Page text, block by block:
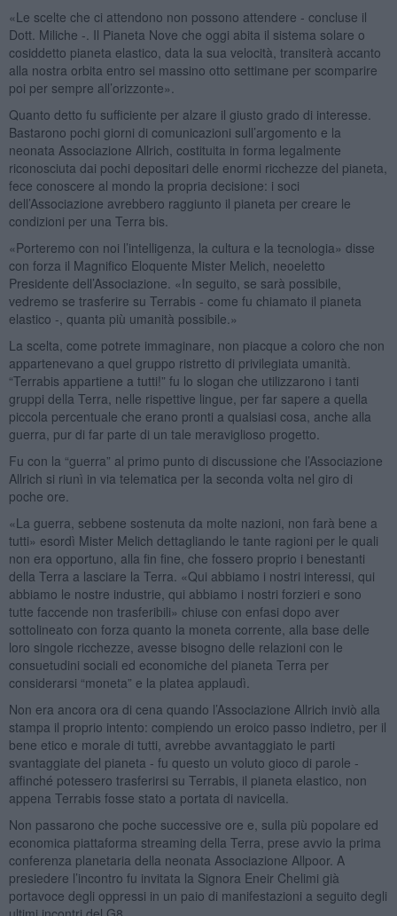
«Le scelte che ci attendono non possono attendere - concluse il
Dott. Miliche -. Il Pianeta Nove che oggi abita il sistema solare o
cosiddetto pianeta elastico, data la sua velocità, transiterà accanto
alla nostra orbita entro sei massino otto settimane per scomparire
poi per sempre all’orizzonte».
Quanto detto fu sufficiente per alzare il giusto grado di interesse.
Bastarono pochi giorni di comunicazioni sull’argomento e la
neonata Associazione Allrich, costituita in forma legalmente
riconosciuta dai pochi depositari delle enormi ricchezze del pianeta,
fece conoscere al mondo la propria decisione: i soci
dell’Associazione avrebbero raggiunto il pianeta per creare le
condizioni per una Terra bis.
«Porteremo con noi l’intelligenza, la cultura e la tecnologia» disse
con forza il Magnifico Eloquente Mister Melich, neoeletto
Presidente dell’Associazione. «In seguito, se sarà possibile,
vedremo se trasferire su Terrabis - come fu chiamato il pianeta
elastico -, quanta più umanità possibile.»
La scelta, come potrete immaginare, non piacque a coloro che non
appartenevano a quel gruppo ristretto di privilegiata umanità.
“Terrabis appartiene a tutti!” fu lo slogan che utilizzarono i tanti
gruppi della Terra, nelle rispettive lingue, per far sapere a quella
piccola percentuale che erano pronti a qualsiasi cosa, anche alla
guerra, pur di far parte di un tale meraviglioso progetto.
Fu con la “guerra” al primo punto di discussione che l’Associazione
Allrich si riunì in via telematica per la seconda volta nel giro di
poche ore.
«La guerra, sebbene sostenuta da molte nazioni, non farà bene a
tutti» esordì Mister Melich dettagliando le tante ragioni per le quali
non era opportuno, alla fin fine, che fossero proprio i benestanti
della Terra a lasciare la Terra. «Qui abbiamo i nostri interessi, qui
abbiamo le nostre industrie, qui abbiamo i nostri forzieri e sono
tutte faccende non trasferibili» chiuse con enfasi dopo aver
sottolineato con forza quanto la moneta corrente, alla base delle
loro singole ricchezze, avesse bisogno delle relazioni con le
consuetudini sociali ed economiche del pianeta Terra per
considerarsi “moneta” e la platea applaudì.
Non era ancora ora di cena quando l’Associazione Allrich inviò alla
stampa il proprio intento: compiendo un eroico passo indietro, per il
bene etico e morale di tutti, avrebbe avvantaggiato le parti
svantaggiate del pianeta - fu questo un voluto gioco di parole -
affinché potessero trasferirsi su Terrabis, il pianeta elastico, non
appena Terrabis fosse stato a portata di navicella.
Non passarono che poche successive ore e, sulla più popolare ed
economica piattaforma streaming della Terra, prese avvio la prima
conferenza planetaria della neonata Associazione Allpoor. A
presiedere l’incontro fu invitata la Signora Eneir Chelimi già
portavoce degli oppressi in un paio di manifestazioni a seguito degli